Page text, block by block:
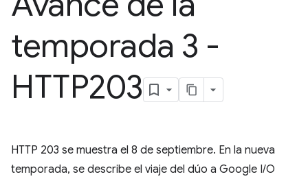
temporada 3 -
HTTP203
HTTP 203 se muestra el 8 de septiembre. En la nueva
temporada, se describe el viaje del dúo a Google I/O